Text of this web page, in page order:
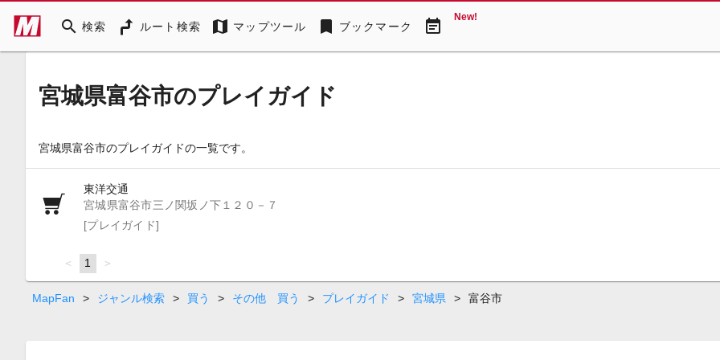
search 検索 ルート検索 map マップツール bookmark ブックマーク event_note New!
宮城県富谷市のプレイガイド
宮城県富谷市のプレイガイドの一覧です。
東洋交通
宮城県富谷市三ノ関坂ノ下１２０－７
[プレイガイド]
page
You're
on
page
1 page
MapFan > ジャンル検索 > 買う > その他 買う > プレイガイド > 宮城県 > 富谷市